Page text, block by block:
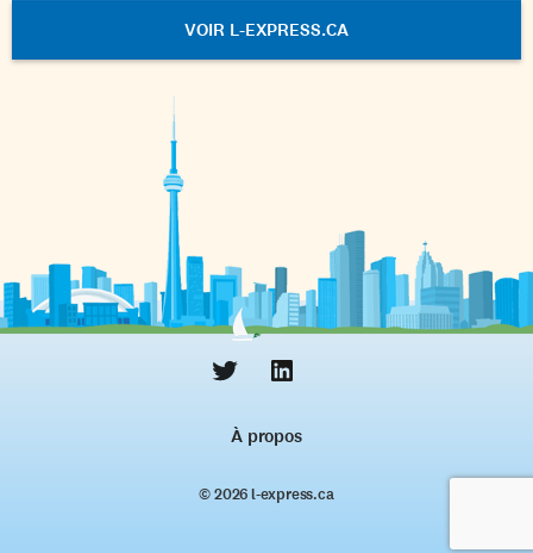
VOIR L-EXPRESS.CA
À propos
© 2026 l‑express.ca